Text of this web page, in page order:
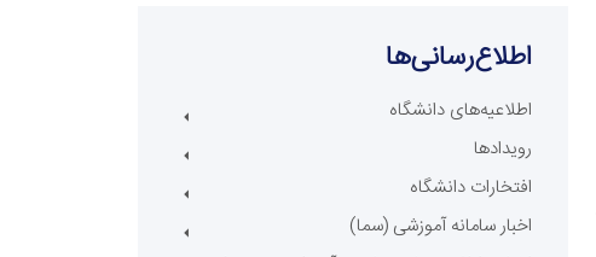
اطلاع‌رسانی‌ها
اطلاعیه‌های دانشگاه
رویدادها
افتخارات دانشگاه
اخبار سامانه آموزشی (سما)